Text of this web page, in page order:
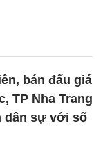
bán đấu giá
TP Nha Trang
dân sự với số